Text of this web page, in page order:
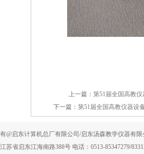
上一篇： 第51届全国高教
下一篇： 第51届全国高教仪器设
@启东计算机总厂有限公司/启东汤森教学仪器有限
苏省启东江海南路388号 电话：0513-85347279/